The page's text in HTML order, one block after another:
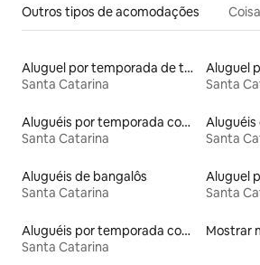
Outros tipos de acomodações
Aluguel por temporada de tendas
Santa Catarina
Santa
Aluguéis por temporada com cama de altura acessível
Santa Catarina
Aluguéis
Santa
Aluguéis de bangalôs
Santa Catarina
Santa
Aluguéis por temporada com caiaque
Santa Catarina
Mostrar